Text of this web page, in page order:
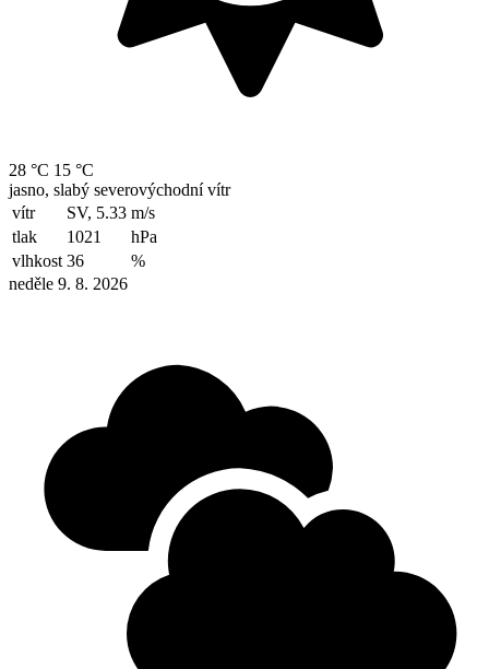
28 °C 15 °C
jasno, slabý severovýchodní vítr
vítr
SV, 5.33 m/s
tlak
1021
hPa
vlhkost 36
%
neděle 9. 8. 2026